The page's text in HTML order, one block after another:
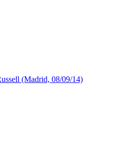
(Madrid, 08/09/14)